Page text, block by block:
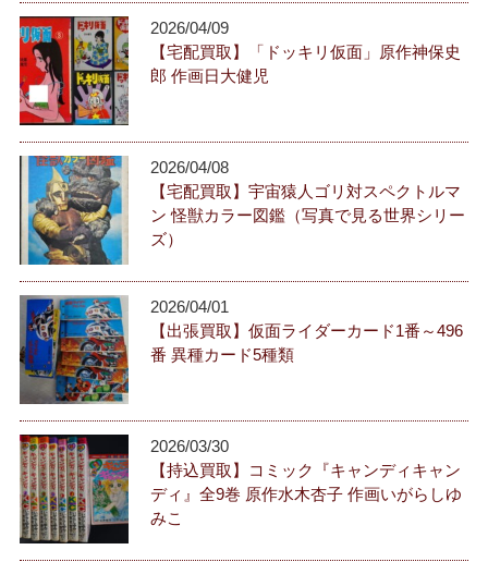
2026/04/09
【宅配買取】「ドッキリ仮面」原作神保史
郎 作画日大健児
2026/04/08
【宅配買取】宇宙猿人ゴリ対スペクトルマ
ン 怪獣カラー図鑑（写真で見る世界シリー
ズ）
2026/04/01
【出張買取】仮面ライダーカード1番～496
番 異種カード5種類
2026/03/30
【持込買取】コミック『キャンディキャン
ディ』全9巻 原作水木杏子 作画いがらしゆ
みこ